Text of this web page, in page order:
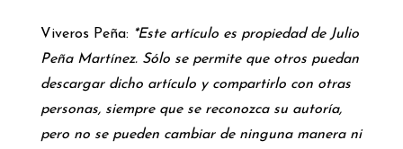
Viveros Peña: *Este artículo es propiedad de Julio
Peña Martínez. Sólo se permite que otros puedan
descargar dicho artículo y compartirlo con otras
personas, siempre que se reconozca su autoría,
pero no se pueden cambiar de ninguna manera ni